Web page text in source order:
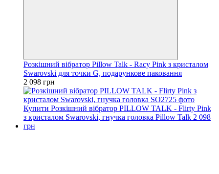
Розкішний вібратор Pillow Talk - Racy Pink з кристалом
Swarovski для точки G, подарункове паковання
2 098 грн